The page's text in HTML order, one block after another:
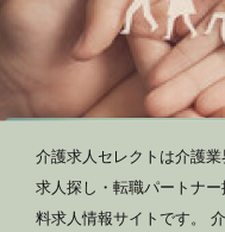
介護求人セレクトは介護業
求人探し・転職パートナ
料求人情報サイトです。